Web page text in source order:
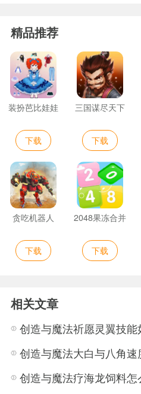
精品推荐
装扮芭比娃娃
下载
三国谋尽天下
下载
贪吃机器人
下载
2048果冻合并
下载
相关文章